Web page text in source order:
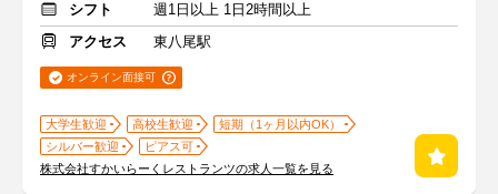
シフト
週1日以上 1日2時間以上
アクセス
東八尾駅
オンライン面接可
大学生歓迎 高校生歓迎
短期（1ヶ月以内OK）
シルバー歓迎
ピアス可
株式会社すかいらーくレストランツの求人一覧を見る